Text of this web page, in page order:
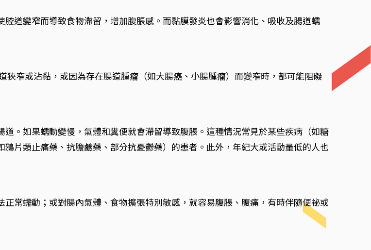
道變窄而導致食物滯留，增加腹脹感。而黏膜發炎也會影響消化、吸收及腸道蠕
狹窄或沾黏，或因為存在腸道腫瘤（如大腸癌、小腸腫瘤）而變窄時，都可能阻礙
。如果蠕動變慢，氣體和糞便就會滯留導致腹脹。這種情況常見於某些疾病（如糖
片類止痛藥、抗膽鹼藥、部分抗憂鬱藥）的患者。此外，年紀大或活動量低的人也
常蠕動；或對腸內氣體、食物擴張特別敏感，就容易腹脹、腹痛，有時伴隨便祕或